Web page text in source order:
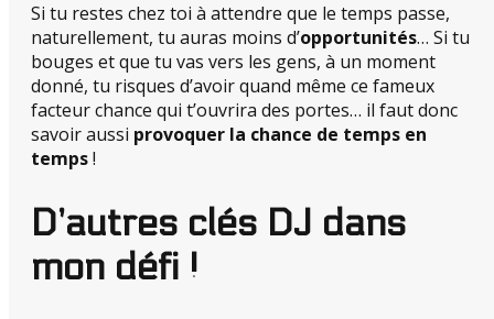
Si tu restes chez toi à attendre que le temps passe,
naturellement, tu auras moins d’opportunités… Si tu
bouges et que tu vas vers les gens, à un moment
donné, tu risques d’avoir quand même ce fameux
facteur chance qui t’ouvrira des portes… il faut donc
savoir aussi provoquer la chance de temps en
temps!
D’autres clés DJ dans
mon défi !